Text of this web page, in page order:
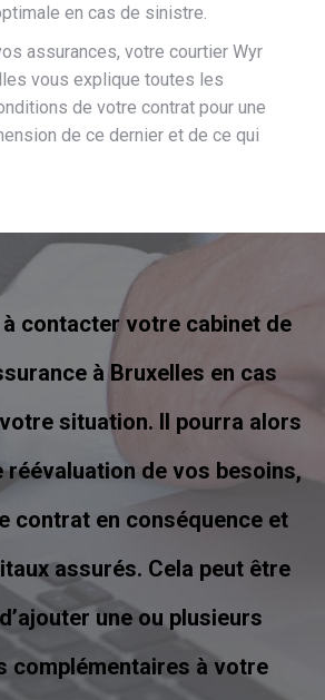
en cas de sinistre.
assurances, votre courtier Wyr
vous explique toutes les
de votre contrat pour une
de ce dernier et de ce qui
à contacter votre cabinet de
à Bruxelles en cas
situation. Il pourra alors
réévaluation de vos besoins,
contrat en conséquence et
assurés. Cela peut être
une ou plusieurs
complémentaires à votre